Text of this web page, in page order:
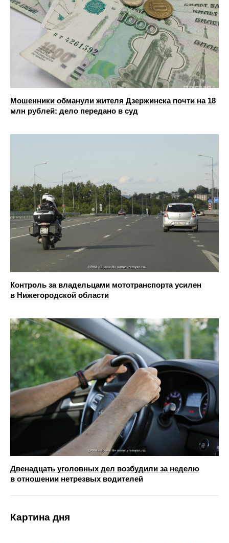
Мошенники обманули жителя Дзержинска почти на 18
млн рублей: дело передано в суд
Контроль за владельцами мототранспорта усилен
в Нижегородской области
Двенадцать уголовных дел возбудили за неделю
в отношении нетрезвых водителей
Картина дня